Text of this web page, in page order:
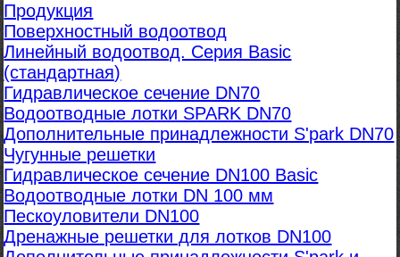
Продукция
Поверхностный водоотвод
Линейный водоотвод. Серия Basic
(стандартная)
Гидравлическое сечение DN70
Водоотводные лотки SPARK DN70
Дополнительные принадлежности S'park DN70
Чугунные решетки
Гидравлическое сечение DN100 Basic
Водоотводные лотки DN 100 мм
Пескоуловители DN100
Дренажные решетки для лотков DN100